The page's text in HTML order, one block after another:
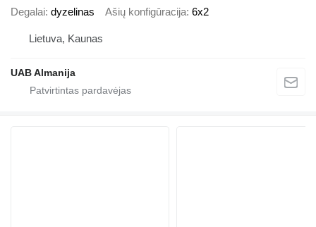
Degalai dyzelinas Ašių konfigūracija 6x2
Lietuva, Kaunas
UAB Almanija